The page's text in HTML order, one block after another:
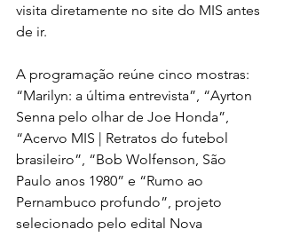
visita diretamente no site do MIS antes
de ir.
A programação reúne cinco mostras:
“Marilyn: a última entrevista”, “Ayrton
Senna pelo olhar de Joe Honda”,
“Acervo MIS | Retratos do futebol
brasileiro”, “Bob Wolfenson, São
Paulo anos 1980” e “Rumo ao
Pernambuco profundo”, projeto
selecionado pelo edital Nova